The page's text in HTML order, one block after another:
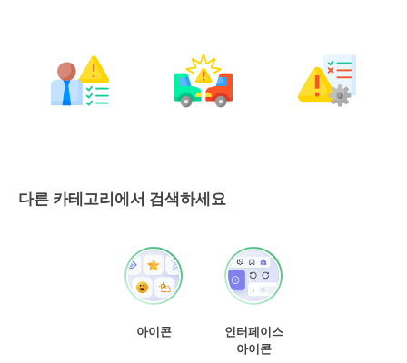
다른 카테고리에서 검색하세요
아이콘
인터페이스
아이콘